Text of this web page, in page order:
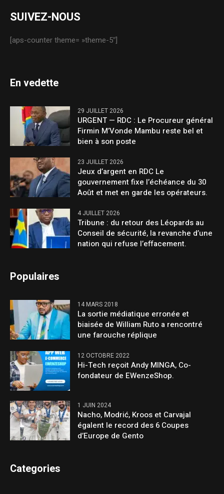
SUIVEZ-NOUS
[aps-counter theme= »theme-5″]
En vedette
29 JUILLET 2026
URGENT — RDC : Le Procureur général
Firmin M’Vonde Mambu reste bel et
bien à son poste
23 JUILLET 2026
Jeux d’argent en RDC Le
gouvernement fixe l’échéance du 30
Août et met en garde les opérateurs.
4 JUILLET 2026
Tribune : du retour des Léopards au
Conseil de sécurité, la revanche d’une
nation qui refuse l’effacement.
Populaires
14 MARS 2018
La sortie médiatique erronée et
biaisée de William Ruto a rencontré
une farouche réplique
12 OCTOBRE 2022
Hi-Tech reçoit Andy MINGA, Co-
fondateur de EWenzeShop.
1 JUIN 2024
Nacho, Modrić, Kroos et Carvajal
égalent le record des 6 Coupes
d’Europe de Gento
Categories